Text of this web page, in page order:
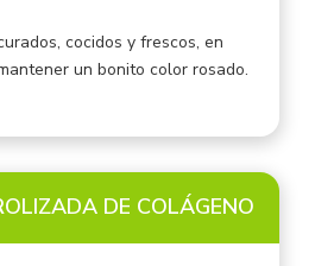
cocidos y frescos, en
un bonito color rosado.
DE COLÁGENO